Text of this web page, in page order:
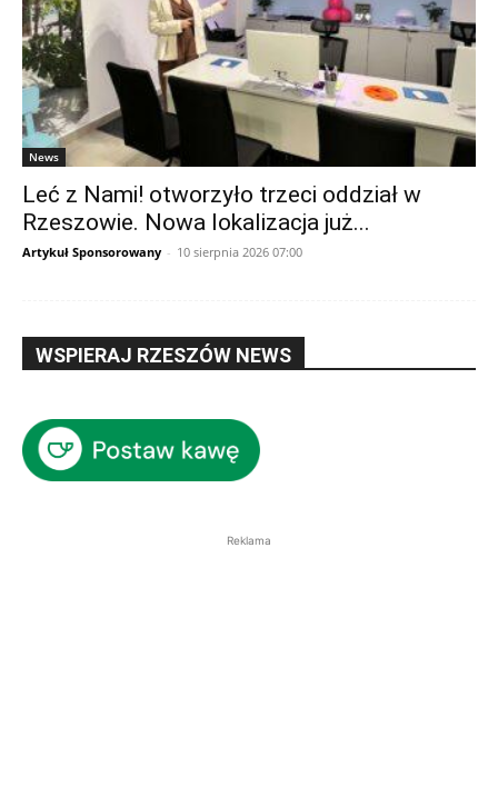
News
Leć z Nami! otworzyło trzeci oddział w
Rzeszowie. Nowa lokalizacja już...
Artykuł Sponsorowany - 10 sierpnia 2026 07:00
WSPIERAJ RZESZÓW NEWS
Reklama